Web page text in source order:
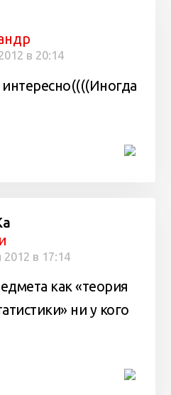
в 20:14
2012 в 17:14
как «теория
ни у кого